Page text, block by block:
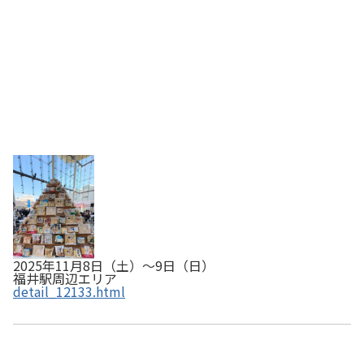
2025年11月8日（土）～9日（日）
福井駅周辺エリア
detail_12133.html